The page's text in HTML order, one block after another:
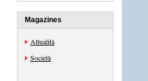
Magazines
Attualità
Società